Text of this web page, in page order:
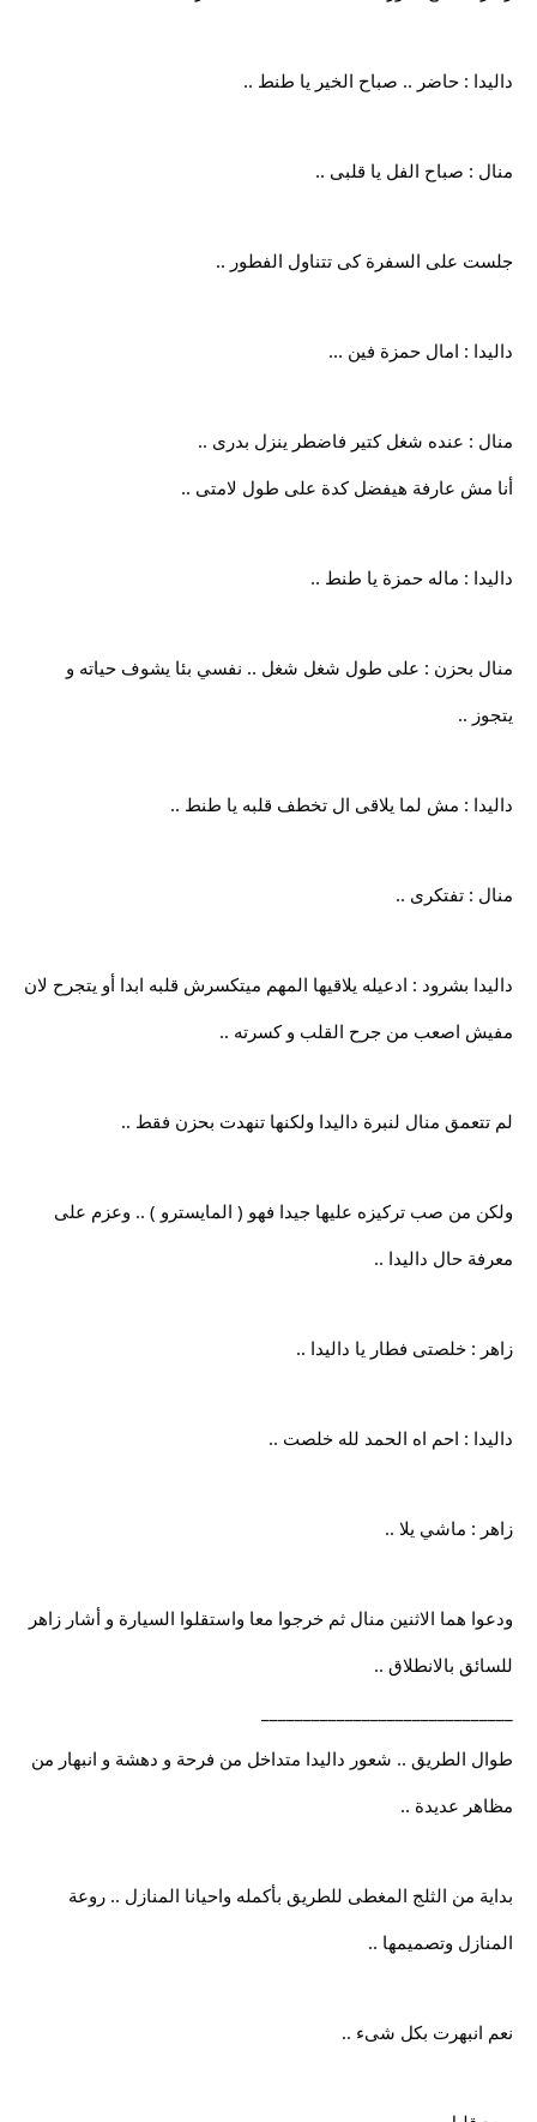
داليدا : حاضر .. صباح الخير يا طنط ..
منال : صباح الفل يا قلبى ..
جلست على السفرة كى تتناول الفطور ..
داليدا : امال حمزة فين ...
منال : عنده شغل كتير فاضطر ينزل بدرى ..
أنا مش عارفة هيفضل كدة على طول لامتى ..
داليدا : ماله حمزة يا طنط ..
منال بحزن : على طول شغل شغل .. نفسي بئا يشوف حياته و
يتجوز ..
داليدا : مش لما يلاقى ال تخطف قلبه يا طنط ..
منال : تفتكرى ..
داليدا بشرود : ادعيله يلاقيها المهم ميتكسرش قلبه ابدا أو يتجرح لان
مفيش اصعب من جرح القلب و كسرته ..
لم تتعمق منال لنبرة داليدا ولكنها تنهدت بحزن فقط ..
ولكن من صب تركيزه عليها جيدا فهو ( المايسترو ) .. وعزم على
معرفة حال داليدا ..
زاهر : خلصتى فطار يا داليدا ..
داليدا : احم اه الحمد لله خلصت ..
زاهر : ماشي يلا ..
ودعوا هما الاثنين منال ثم خرجوا معا واستقلوا السيارة و أشار زاهر
للسائق بالانطلاق ..
طوال الطريق .. شعور داليدا متداخل من فرحة و دهشة و انبهار من
مظاهر عديدة ..
بداية من الثلج المغطى للطريق بأكمله واحيانا المنازل .. روعة
المنازل وتصميمها ..
نعم انبهرت بكل شىء ..